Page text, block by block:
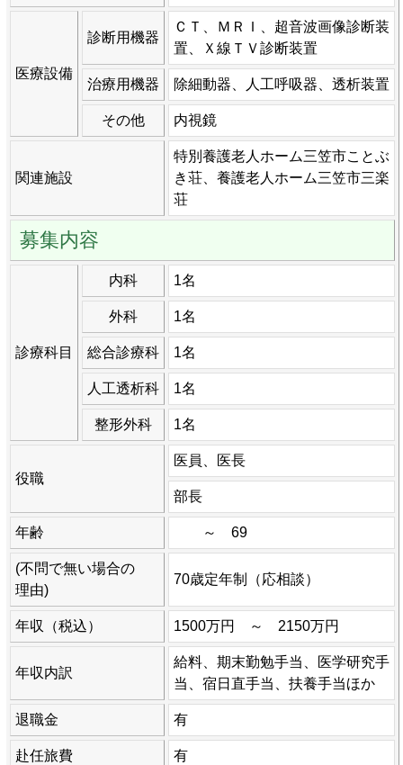
医療設備
診断用機器
ＣＴ、ＭＲＩ、超音波画像診断装
置、Ｘ線ＴＶ診断装置
治療用機器 除細動器、人工呼吸器、透析装置
その他 内視鏡
関連施設
特別養護老人ホーム三笠市ことぶ
き荘、養護老人ホーム三笠市三楽
荘
募集内容
診療科目
内科 1名
外科 1名
総合診療科 1名
人工透析科 1名
整形外科 1名
役職
医員、医長
部長
年齢 ～ 69
(不問で無い場合の
理由)
70歳定年制（応相談）
年収（税込） 1500万円 ～ 2150万円
年収内訳
給料、期末勤勉手当、医学研究手
当、宿日直手当、扶養手当ほか
退職金 有
赴任旅費 有